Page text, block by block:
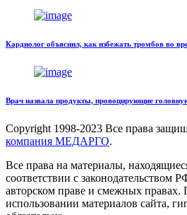
Кардиолог объяснил, как избежать тромбов во
Врач назвала продукты, провоцирующие
Copyright 1998-2023 Все права
компания МЕДАРГО.
Все права на материалы,
соответствии с законодательством
авторском праве и смежных
использовании материалов сайта,